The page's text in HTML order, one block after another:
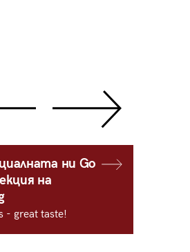
ни Go
на
- great taste!